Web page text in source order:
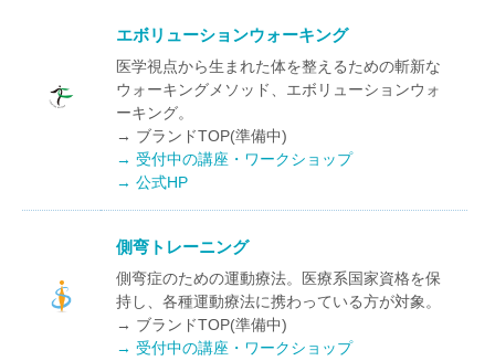
エボリューションウォーキング
医学視点から生まれた体を整えるための斬新な
ウォーキングメソッド、エボリューションウォ
ーキング。
→ ブランドTOP(準備中)
→ 受付中の講座・ワークショップ
→ 公式HP
側弯トレーニング
側弯症のための運動療法。医療系国家資格を保
持し、各種運動療法に携わっている方が対象。
→ ブランドTOP(準備中)
→ 受付中の講座・ワークショップ